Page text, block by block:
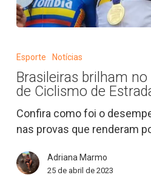
brilham
no
Pan-
Americano
de
Ciclismo
Estrada
Esporte Notícias
Brasileiras brilham
de Ciclismo de
Confira como foi o
nas provas que renderam
Adriana Marmo
25 de abril de 2023